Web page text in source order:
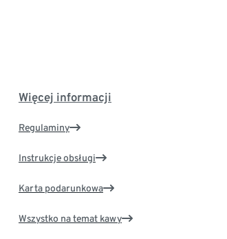
Więcej informacji
Regulaminy
Instrukcje obsługi
Karta podarunkowa
Wszystko na temat kawy